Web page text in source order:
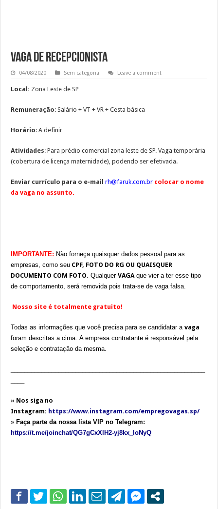
CONSULTOR COMERCIAL
VAGA DE RECEPCIONISTA
04/08/2020 Sem categoria Leave a comment
Local: Zona Leste de SP
Remuneração: Salário + VT + VR + Cesta básica
Horário: A definir
Atividades: Para prédio comercial zona leste de SP. Vaga temporária
(cobertura de licença maternidade), podendo ser efetivada.
Enviar currículo para o e-mail rh@faruk.com.br colocar o nome
da vaga no assunto.
IMPORTANTE: Não forneça quaisquer dados pessoal para as
empresas, como seu CPF, FOTO DO RG OU QUAISQUER
DOCUMENTO COM FOTO. QualquerVAGAque vier a ter esse tipo
de comportamento, será removida pois trata-se de vaga falsa.
Nosso site é totalmente gratuito!
Todas as informações que você precisa para se candidatar avaga
foram descritas a cima. A empresa contratante é responsável pela
seleção e contratação da mesma.
» Nos siga no
Instagram: https://www.instagram.com/empregovagas.sp/
» Faça parte da nossa lista VIP no Telegram:
https://t.me/joinchat/QG7gCxXlH2-yj8kx_loNyQ